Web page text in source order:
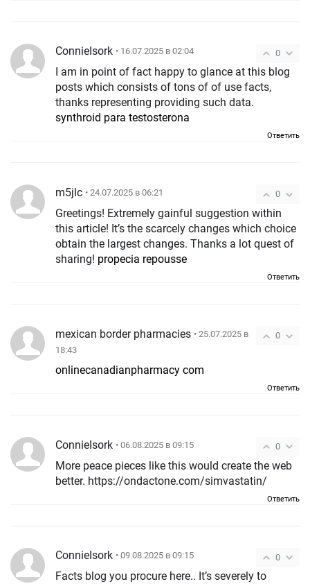
0
ConnieIsork • 16.07.2025 в 02:04
I am in point of fact happy to glance at this blog
posts which consists of tons of of use facts,
thanks representing providing such data.
synthroid para testosterona
Ответить
0
m5jlc • 24.07.2025 в 06:21
Greetings! Extremely gainful suggestion within
this article! It’s the scarcely changes which choice
obtain the largest changes. Thanks a lot quest of
sharing! propecia repousse
Ответить
0
mexican border pharmacies • 25.07.2025 в
18:43
onlinecanadianpharmacy com
Ответить
0
ConnieIsork • 06.08.2025 в 09:15
More peace pieces like this would create the web
better. https://ondactone.com/simvastatin/
Ответить
0
ConnieIsork • 09.08.2025 в 09:15
Facts blog you procure here.. It’s severely to